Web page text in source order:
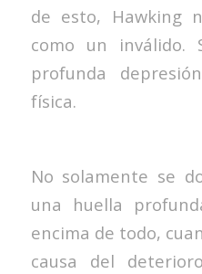
de esto, Hawking
como un inválido.
profunda
física.
No solamente se
una huella
encima de todo,
causa del